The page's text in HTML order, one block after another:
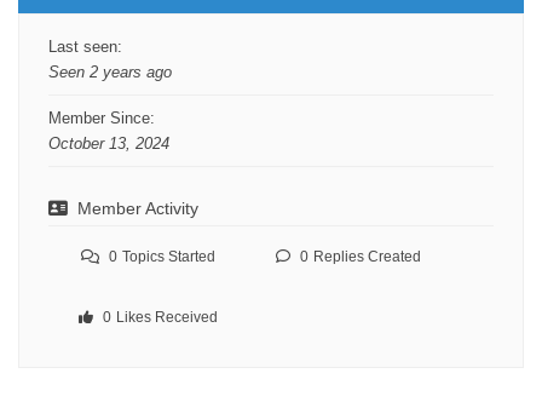
Last seen:
Seen 2 years ago
Member Since:
October 13, 2024
Member Activity
0 Topics Started 0 Replies Created
0 Likes Received